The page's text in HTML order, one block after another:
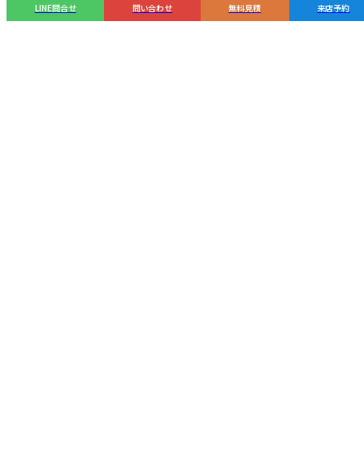
LINE問合せ 問い合わせ 無料見積 来店予約